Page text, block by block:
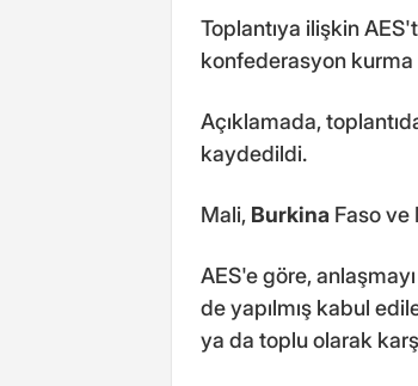
Toplantıya ilişkin
konfederasyon kurma
Açıklamada,
kaydedildi.
Mali, Burkina Faso ve
AES'e göre,
de yapılmış kabul
ya da toplu olarak